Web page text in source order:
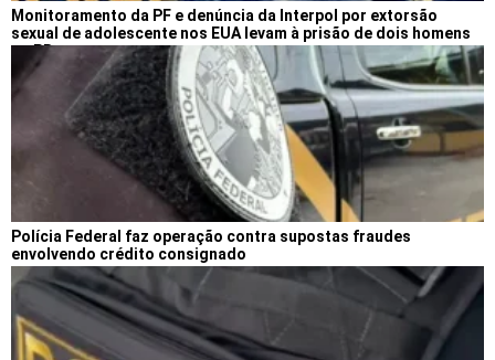
Monitoramento da PF e denúncia da Interpol por extorsão
sexual de adolescente nos EUA levam à prisão de dois homens
no PR
Polícia Federal faz operação contra supostas fraudes
envolvendo crédito consignado